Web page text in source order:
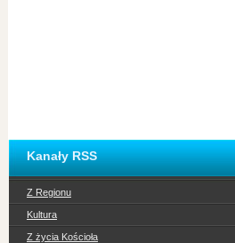
Kanały RSS
Z Regionu
Kultura
Z życia Kościoła